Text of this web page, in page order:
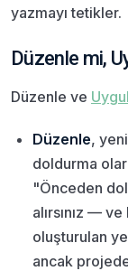
yazmayı tetikler.
Düzenle mi,
Düzenle ve
Düzenle,
doldurma
"Önceden
alırsınız —
oluşturulan
ancak